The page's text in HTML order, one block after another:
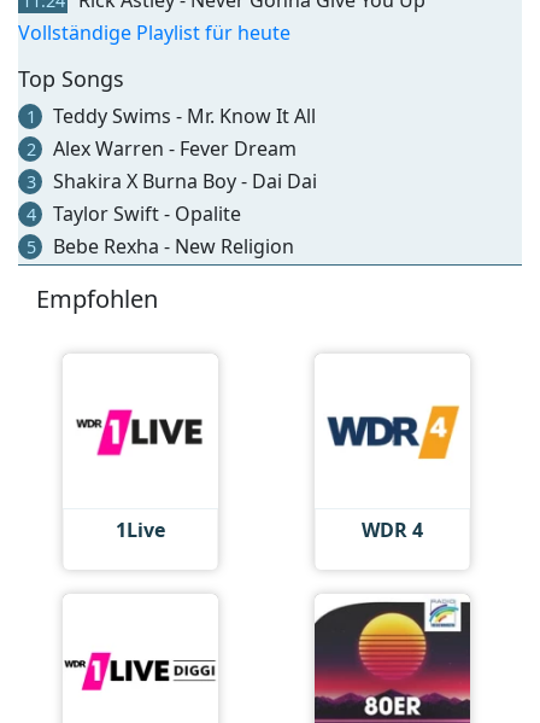
Vollständige Playlist für heute
Top Songs
1 Teddy Swims - Mr. Know It All
2 Alex Warren - Fever Dream
3 Shakira X Burna Boy - Dai Dai
4 Taylor Swift - Opalite
5 Bebe Rexha - New Religion
Empfohlen
1Live WDR 4